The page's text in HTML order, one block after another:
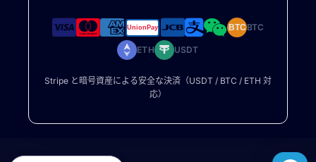
BTCBTC
ETH USDT
Stripe と暗号資産による安全な決済（USDT / BTC / ETH 対
応）